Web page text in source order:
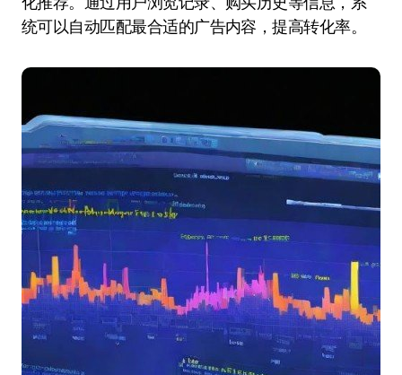
统可以自动匹配最合适的广告内容，提高转化率。